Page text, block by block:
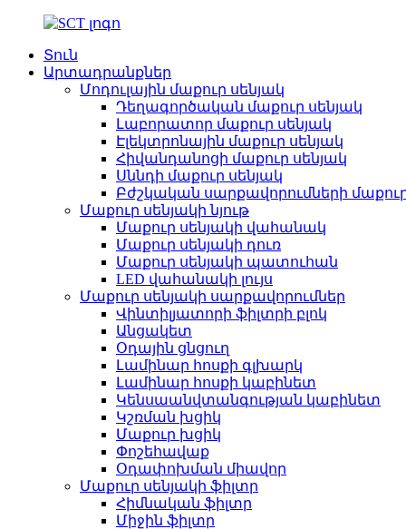
Տուն
Արտադրանքներ
Մոդուլային մաքուր սենյակ
Դեղագործական մաքուր սենյակ
Լաբորատոր մաքուր սենյակ
Էլեկտրոնային մաքուր սենյակ
Հիվանդանոցի մաքուր սենյակ
Սննդի մաքուր սենյակ
Բժշկական սարքավորումների
Մաքուր սենյակի նյութ
Մաքուր սենյակի վահանակ
Մաքուր սենյակի դուռ
Մաքուր սենյակի պատուհան
LED վահանակի լույս
Մաքուր սենյակի սարքավորումներ
Վինտիլյատորի ֆիլտրի բլոկ
Անցակետ
Օդային ցնցուղ
Լամինար հոսքի գլխարկ
Լամինար հոսքի կաբինետ
Կենսաանվտանգության կաբինետ
Կշռման խցիկ
Մաքուր խցիկ
Փոշեհավաք
Օդափոխման միավոր
Մաքուր սենյակի ֆիլտր
Հիմնական ֆիլտր
Միջին ֆիլտր